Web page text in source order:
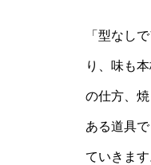
「型なし
り、味も
の仕方、
ある道具
ていきます